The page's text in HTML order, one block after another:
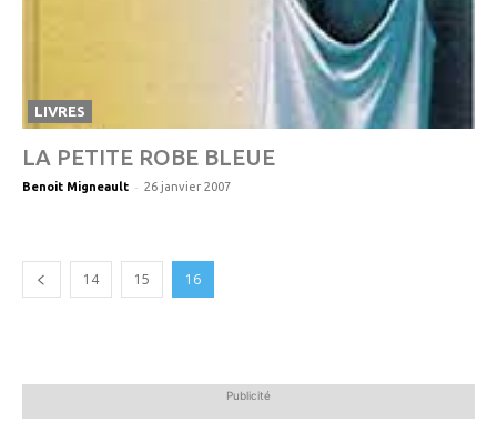
LIVRES
LA PETITE ROBE BLEUE
Benoit Migneault - 26 janvier 2007
14 15 16
Publicité